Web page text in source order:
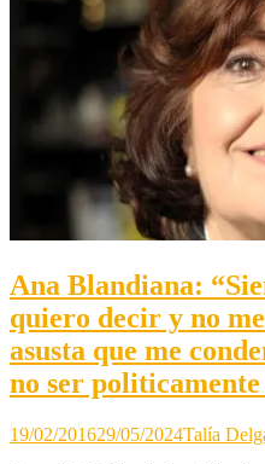
Ana Blandiana:
quiero decir y no
asusta que me
no ser
19/02/201629/05/2024Talía